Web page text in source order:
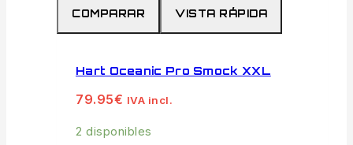
COMPARAR VISTA RÁPIDA
Hart Oceanic Pro Smock XXL
79.95€ IVA incl.
2 disponibles